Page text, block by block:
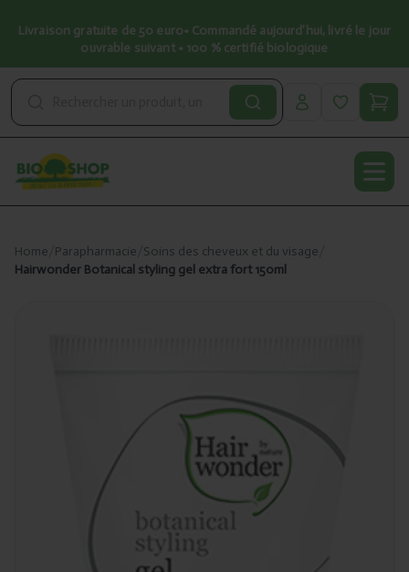
Livraison gratuite de 50 euro• Commandé aujourd’hui, livré le jour
ouvrable suivant • 100 % certifié biologique
Home Parapharmacie Soins des cheveux et du visage
Hairwonder Botanical styling gel extra fort 150ml